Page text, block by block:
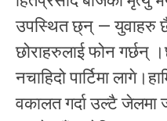
उपस्थित छ्न् — युवाहरु
छोराहरुलाई फोन गर्छन्
नचाहिदो पार्टिमा
वकालत गर्दा उल्टै जेलमा